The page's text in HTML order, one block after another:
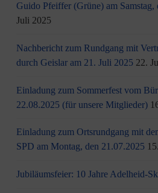
Guido Pfeiffer (Grüne) am
Juli 2025
Nachbericht zum Rundgang mit
durch Geislar am 21. Juli 2025 22.
Einladung zum Sommerfest vom
22.08.2025 (für unsere Mitglieder)
Einladung zum Ortsrundgang mit
SPD am Montag, den 21.07.2025
Jubiläumsfeier: 10 Jahre Adelheid-